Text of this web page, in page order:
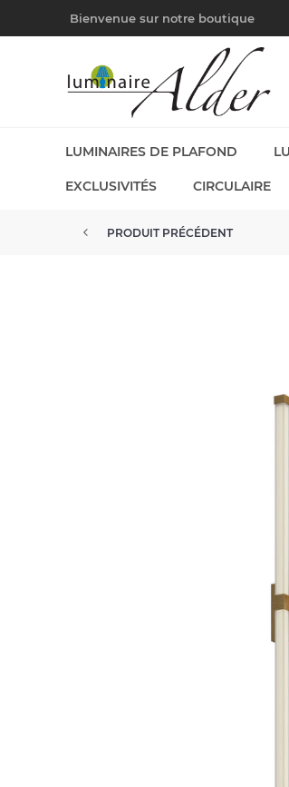
Bienvenue sur notre boutique
LUMINAIRES DE PLAFOND
EXCLUSIVITÉS CIRCULAIRE
PRODUIT PRÉCÉDENT